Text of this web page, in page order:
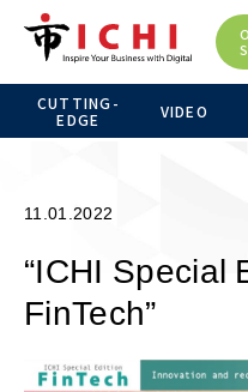
CUTTING-
EDGE
VIDEO
11.01.2022
“ICHI Special
FinTech”